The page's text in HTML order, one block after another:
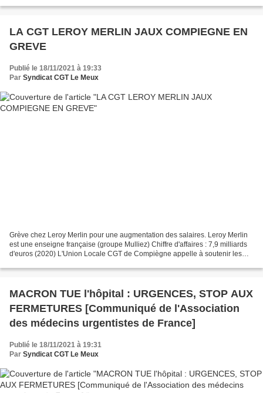
LA CGT LEROY MERLIN JAUX COMPIEGNE EN
GREVE
Publié le 18/11/2021 à 19:33
Par Syndicat CGT Le Meux
Grève chez Leroy Merlin pour une augmentation des salaires. Leroy Merlin
est une enseigne française (groupe Mulliez) Chiffre d'affaires : 7,9 milliards
d'euros (2020) L'Union Locale CGT de Compiègne appelle à soutenir les
MACRON TUE l'hôpital : URGENCES, STOP AUX
FERMETURES [Communiqué de l'Association
des médecins urgentistes de France]
Publié le 18/11/2021 à 19:31
Par Syndicat CGT Le Meux